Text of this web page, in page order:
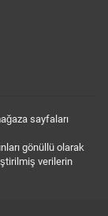
sayfaları
gönüllü olarak
verilerin